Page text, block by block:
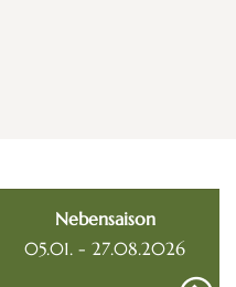
Nebensaison
05.01. - 27.08.2026